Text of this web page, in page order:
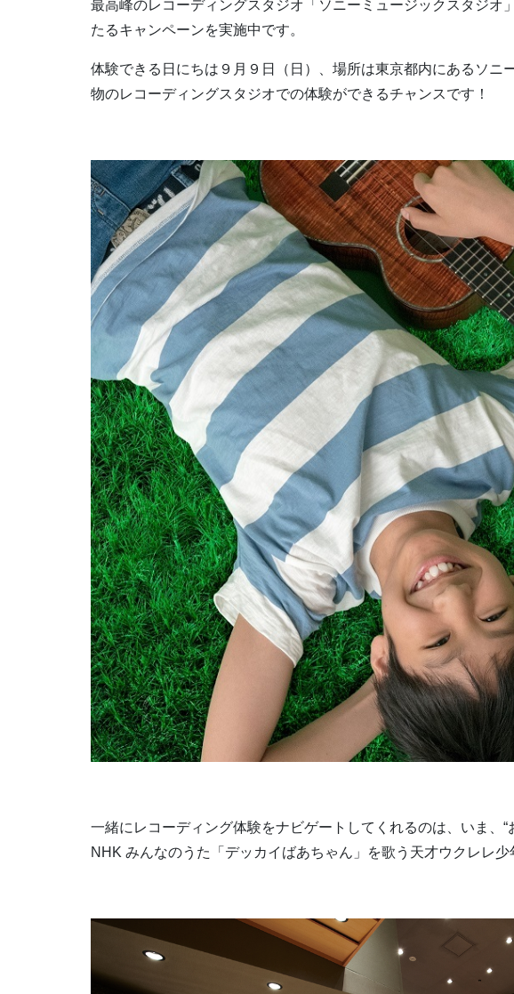
最高峰のレコーディングスタジオ「ソニーミュージックスタジオ
たるキャンペーンを実施中です。
体験できる日にちは９月９日（日）、場所は東京都内にあるソニ
物のレコーディングスタジオでの体験ができるチャンスです！
一緒にレコーディング体験をナビゲートしてくれるのは、いま、
NHK みんなのうた「デッカイばあちゃん」を歌う天才ウクレレ少